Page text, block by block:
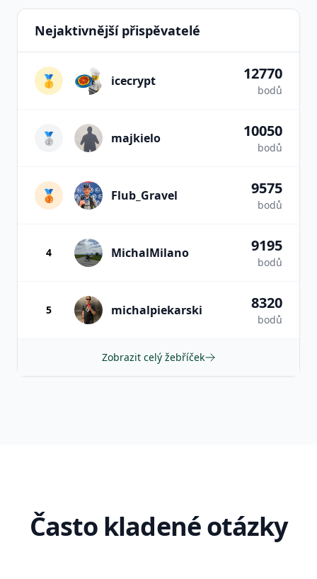
Nejaktivnější přispěvatelé
🥇 icecrypt 12770
bodů
🥈 majkielo 10050
bodů
🥉 Flub_Gravel 9575
bodů
4 MichalMilano 9195
bodů
5 michalpiekarski 8320
bodů
Zobrazit celý žebříček
Často kladené otázky